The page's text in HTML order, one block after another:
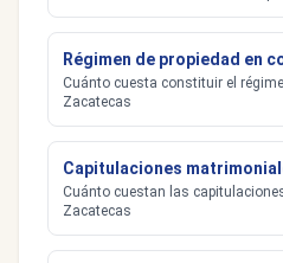
Régimen de propiedad en
Cuánto cuesta constituir el
Zacatecas
Capitulaciones
Cuánto cuestan las
Zacatecas